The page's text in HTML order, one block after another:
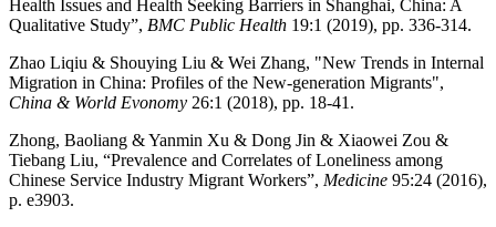
Health Issues and Health Seeking Barriers in Shanghai, China: A
Qualitative Study”, BMC Public Health 19:1 (2019), pp. 336-314.
Zhao Liqiu & Shouying Liu & Wei Zhang, "New Trends in Internal
Migration in China: Profiles of the New-generation Migrants",
China & World Evonomy 26:1 (2018), pp. 18-41.
Zhong, Baoliang & Yanmin Xu & Dong Jin & Xiaowei Zou &
Tiebang Liu, “Prevalence and Correlates of Loneliness among
Chinese Service Industry Migrant Workers”, Medicine 95:24 (2016),
p. e3903.